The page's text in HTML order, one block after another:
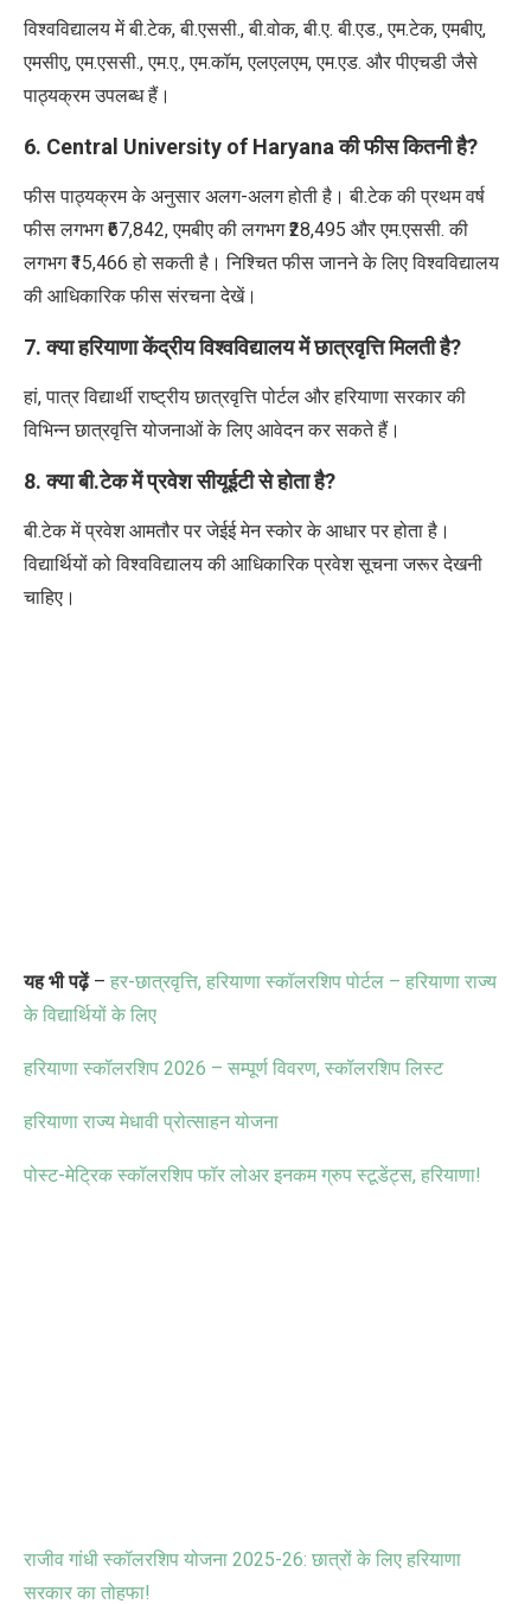
विश्वविद्यालय में बी.टेक, बी.एससी., बी.वोक, बी.ए. बी.एड., एम.टेक, एमबीए,
एमसीए, एम.एससी., एम.ए., एम.कॉम, एलएलएम, एम.एड. और पीएचडी जैसे
पाठ्यक्रम उपलब्ध हैं।
6. Central University of Haryana की फीस कितनी है?
फीस पाठ्यक्रम के अनुसार अलग-अलग होती है। बी.टेक की प्रथम वर्ष
फीस लगभग ₹67,842, एमबीए की लगभग ₹28,495 और एम.एससी. की
लगभग ₹15,466 हो सकती है।निश्चित फीस जानने के लिएविश्वविद्यालय
की आधिकारिक फीस संरचना देखें।
7. क्या हरियाणा केंद्रीय विश्वविद्यालय में छात्रवृत्ति मिलती है?
हां, पात्र विद्यार्थी राष्ट्रीय छात्रवृत्ति पोर्टल और हरियाणा सरकार की
विभिन्न छात्रवृत्ति योजनाओं के लिए आवेदन कर सकते हैं।
8. क्या बी.टेक में प्रवेश सीयूईटी से होता है?
बी.टेक में प्रवेश आमतौर पर जेईई मेन स्कोर के आधार पर होता है।
विद्यार्थियों को विश्वविद्यालय की आधिकारिक प्रवेश सूचना जरूर देखनी
चाहिए।
यह भी पढ़ें– हर-छात्रवृत्ति, हरियाणा स्कॉलरशिप पोर्टल – हरियाणा राज्य
के विद्यार्थियों के लिए
हरियाणा स्कॉलरशिप 2026 – सम्पूर्ण विवरण, स्कॉलरशिप लिस्ट
हरियाणा राज्य मेधावी प्रोत्साहन योजना
पोस्ट-मेट्रिक स्कॉलरशिप फॉर लोअर इनकम ग्रुप स्टूडेंट्स, हरियाणा!
राजीव गांधी स्कॉलरशिप योजना 2025-26: छात्रों के लिए हरियाणा
सरकार का तोहफा!